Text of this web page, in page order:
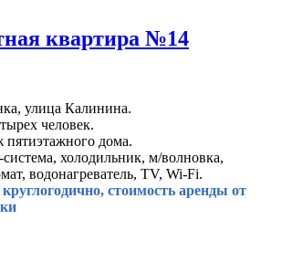
квартира №14
улица Калинина.
человек.
пятиэтажного дома.
система, холодильник, м/волновка,
водонагреватель, TV, Wi-Fi.
стоимость аренды от